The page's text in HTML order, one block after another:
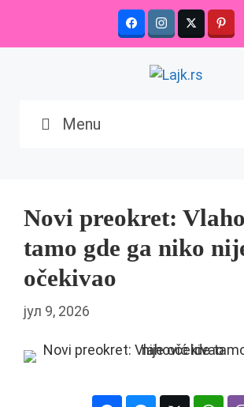
content
Menu
Novi preokret:
tamo gde ga niko
očekivao
јул 9, 2026